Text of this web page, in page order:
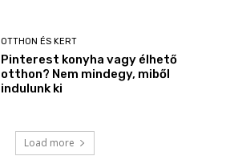
OTTHON ÉS KERT
Pinterest konyha vagy élhető
otthon? Nem mindegy, miből
indulunk ki
Load more